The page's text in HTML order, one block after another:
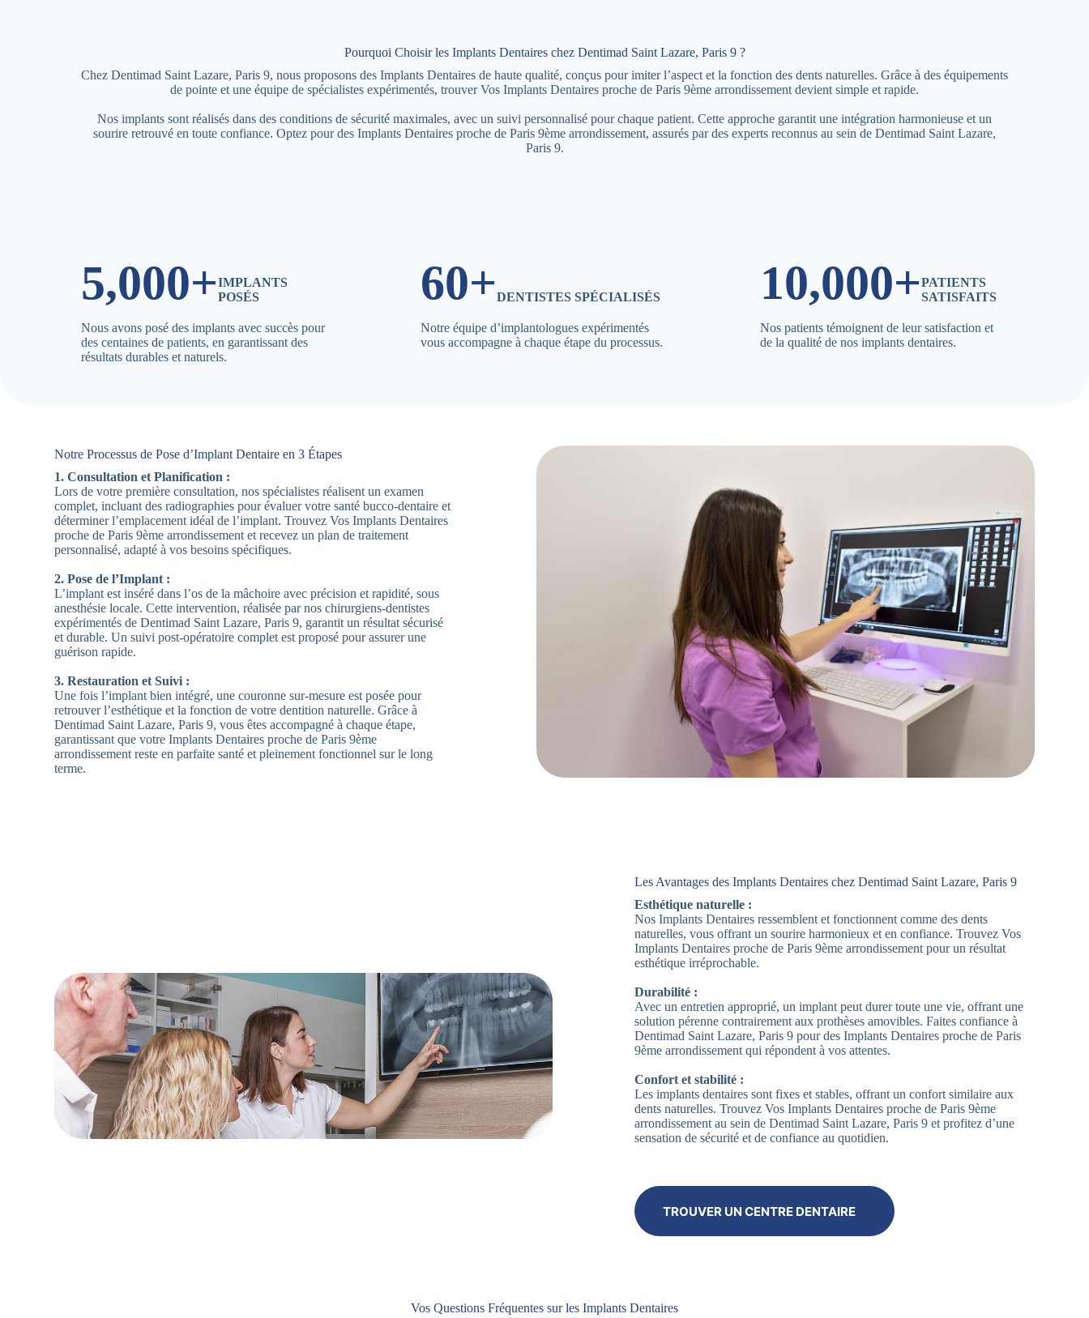
Pourquoi Choisir les Implants Dentaires chez Dentimad Saint Lazare, Paris 9 ?
Chez Dentimad Saint Lazare, Paris 9, nous proposons des Implants Dentaires de haute qualité, conçus pour imiter l’aspect et la fonction des dents naturelles. Grâce à des équipements
de pointe et une équipe de spécialistes expérimentés, trouver Vos Implants Dentaires proche de Paris 9ème arrondissement devient simple et rapide.
Nos implants sont réalisés dans des conditions de sécurité maximales, avec un suivi personnalisé pour chaque patient. Cette approche garantit une intégration harmonieuse et un
sourire retrouvé en toute confiance. Optez pour des Implants Dentaires proche de Paris 9ème arrondissement, assurés par des experts reconnus au sein de Dentimad Saint Lazare,
Paris 9.
5,000+IMPLANTS
POSÉS
Nous avons posé des implants avec succès pour
des centaines de patients, en garantissant des
résultats durables et naturels.
60+DENTISTES SPÉCIALISÉS
Notre équipe d’implantologues expérimentés
vous accompagne à chaque étape du processus.
10,000+PATIENTS
SATISFAITS
Nos patients témoignent de leur satisfaction et
de la qualité de nos implants dentaires.
Notre Processus de Pose d’Implant Dentaire en 3 Étapes
1. Consultation et Planification :
Lors de votre première consultation, nos spécialistes réalisent un examen
complet, incluant des radiographies pour évaluer votre santé bucco-dentaire et
déterminer l’emplacement idéal de l’implant. Trouvez Vos Implants Dentaires
proche de Paris 9ème arrondissement et recevez un plan de traitement
personnalisé, adapté à vos besoins spécifiques.
2. Pose de l’Implant :
L’implant est inséré dans l’os de la mâchoire avec précision et rapidité, sous
anesthésie locale. Cette intervention, réalisée par nos chirurgiens-dentistes
expérimentés de Dentimad Saint Lazare, Paris 9, garantit un résultat sécurisé
et durable. Un suivi post-opératoire complet est proposé pour assurer une
guérison rapide.
3. Restauration et Suivi :
Une fois l’implant bien intégré, une couronne sur-mesure est posée pour
retrouver l’esthétique et la fonction de votre dentition naturelle. Grâce à
Dentimad Saint Lazare, Paris 9, vous êtes accompagné à chaque étape,
garantissant que votre Implants Dentaires proche de Paris 9ème
arrondissement reste en parfaite santé et pleinement fonctionnel sur le long
terme.
Les Avantages des Implants Dentaires chez Dentimad Saint Lazare, Paris 9
Esthétique naturelle :
Nos Implants Dentaires ressemblent et fonctionnent comme des dents
naturelles, vous offrant un sourire harmonieux et en confiance. Trouvez Vos
Implants Dentaires proche de Paris 9ème arrondissement pour un résultat
esthétique irréprochable.
Durabilité :
Avec un entretien approprié, un implant peut durer toute une vie, offrant une
solution pérenne contrairement aux prothèses amovibles. Faites confiance à
Dentimad Saint Lazare, Paris 9 pour des Implants Dentaires proche de Paris
9ème arrondissement qui répondent à vos attentes.
Confort et stabilité :
Les implants dentaires sont fixes et stables, offrant un confort similaire aux
dents naturelles. Trouvez Vos Implants Dentaires proche de Paris 9ème
arrondissement au sein de Dentimad Saint Lazare, Paris 9 et profitez d’une
sensation de sécurité et de confiance au quotidien.
TROUVER UN CENTRE DENTAIRE
Vos Questions Fréquentes sur les Implants Dentaires